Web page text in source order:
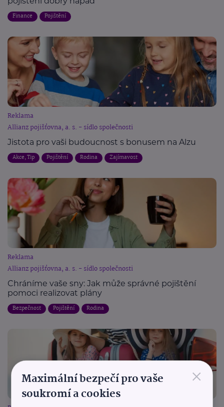
Finance Pojištění
Reklama
Allianz pojišťovna, a. s. - sídlo společnosti
Jistota pro vaši budoucnost s bonusem na Alzu
Akce, Tip Pojištění Rodina Zajímavost
Reklama
Allianz pojišťovna, a. s. - sídlo společnosti
Chráníme vaše sny: Jak může správné pojištění
pomoci realizovat plány
Bezpečnost Pojištění Rodina
×
Maximální bezpečí pro vaše
soukromí a cookies